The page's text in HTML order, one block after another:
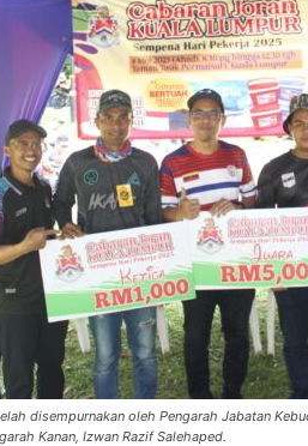
disempurnakan oleh Pengarah Jabatan
Kanan, Izwan Razif Salehaped.